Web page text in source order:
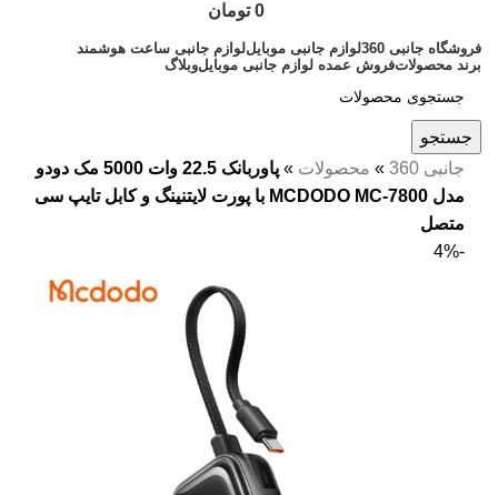
0 تومان
فروشگاه جانبی 360 لوازم جانبی موبایللوازم جانبی ساعت هوشمند
برند محصولاتفروش عمده لوازم جانبی موبایلوبلاگ
جستجو
جانبی 360
» محصولات »
پاوربانک 22.5 وات 5000 مک دودو
مدل MCDODO MC-7800 با پورت لایتنینگ و کابل تایپ سی
متصل
-4%